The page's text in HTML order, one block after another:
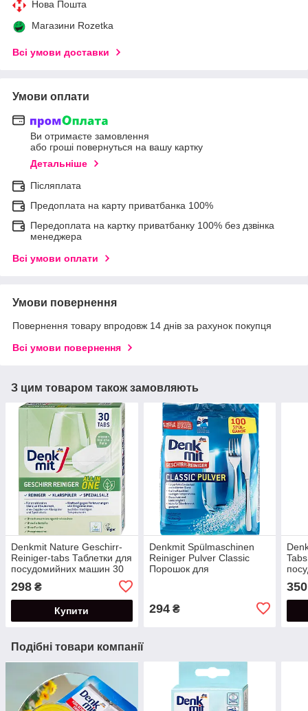
Нова Пошта
Магазини Rozetka
Всі умови доставки
Умови оплати
Ви отримаєте замовлення
або гроші повернуться на вашу картку
Детальніше
Післяплата
Предоплата на карту приватбанка 100%
Передоплата на картку приватбанку 100% без дзвінка
менеджера
Всі умови оплати
Умови повернення
Повернення товару впродовж 14 днів за рахунок покупця
Всі умови повернення
З цим товаром також замовляють
Denkmit Nature Geschirr-
Reiniger-tabs Таблетки для
посудомийних машин 30
298 ₴
Купити
Denkmit Spülmaschinen
Reiniger Pulver Classic
Порошок для
294₴
350
Подібні товари компанії